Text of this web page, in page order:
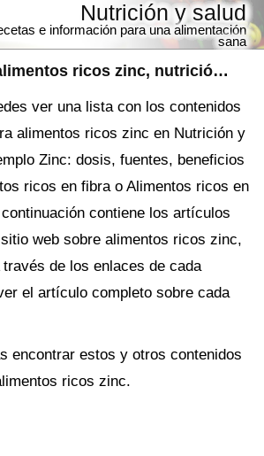
ricos zinc, nutrición y salud
Nutrición y salud
e información para una alimentación
sana
ver una lista con los contenidos
alimentos ricos zinc en Nutrición y
Zinc: dosis, fuentes, beneficios
ricos en fibra o Alimentos ricos en
contiene los artículos
web sobre alimentos ricos zinc,
de los enlaces de cada
el artículo completo sobre cada
encontrar estos y otros contenidos
ricos zinc.